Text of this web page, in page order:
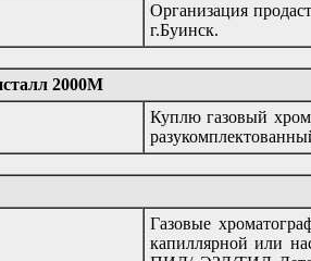
Организация
г.Буинск.
2000М
Куплю газовый
Газовые
капиллярной или